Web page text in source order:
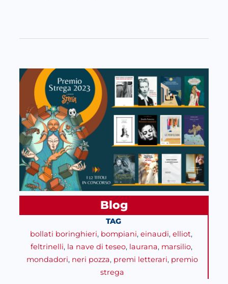
Blog
TAG
bollati boringhieri, bompiani, einaudi, elliot
feltrinelli, la nave di teseo, laurana, marsilio,
mondadori, neri pozza, premi letterari, premio
strega